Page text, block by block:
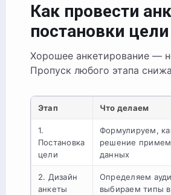
Как провести
постановки
Хорошее анкетирование —
Пропуск любого этапа
Этап Что делаем
1.
Постановка
цели
Формулируем,
решение примем
данных
2. Дизайн
анкеты
Определяем
выбираем типы